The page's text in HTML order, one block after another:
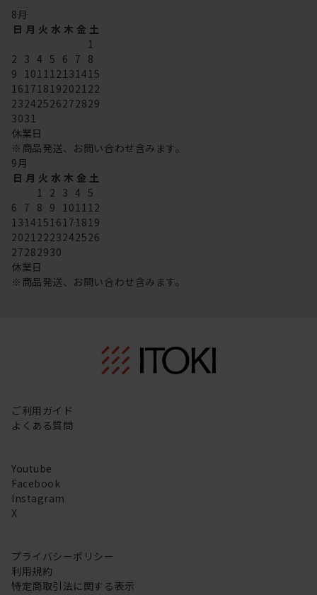
8月
日 月 火 水 木 金 土
1
2 3 4 5 6 7 8
9 101112131415
16171819202122
23242526272829
3031
休業日
※商品発送、お問い合わせ含みます。
9月
日 月 火 水 木 金 土
1 2 3 4 5
6 7 8 9 101112
13141516171819
20212223242526
27282930
休業日
※商品発送、お問い合わせ含みます。
ご利用ガイド
よくある質問
Youtube
Facebook
Instagram
X
プライバシーポリシー
利用規約
特定商取引法に関する表示